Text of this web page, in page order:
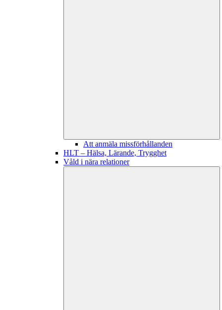
Att anmäla missförhållanden
HLT – Hälsa, Lärande, Trygghet
Våld i nära relationer